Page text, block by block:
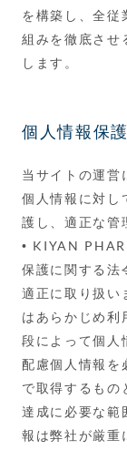
を構築し、全従
組みを徹底させ
します。
個人情報保
当サイトの運営
個人情報に対し
護し、適正な管
• KIYAN
保護に関する法
適正に取り扱い
はあらかじめ利
段によって個人
配慮個人情報を
で取得するもの
達成に必要な範
報は弊社が厳重